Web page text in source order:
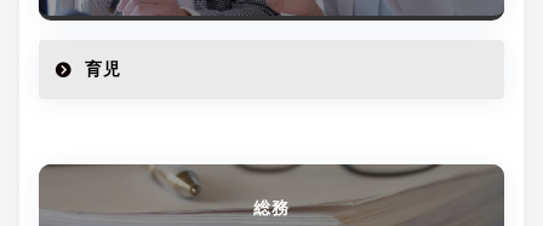
育児
総務